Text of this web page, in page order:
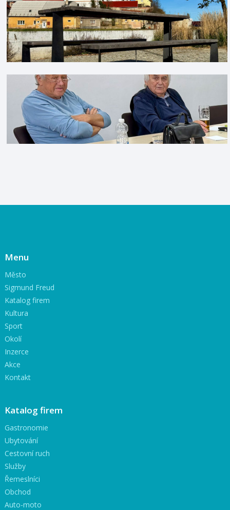
Menu
Město
Sigmund Freud
Katalog firem
Kultura
Sport
Okolí
Inzerce
Akce
Kontakt
Katalog firem
Gastronomie
Ubytování
Cestovní ruch
Služby
Řemeslníci
Obchod
Auto-moto